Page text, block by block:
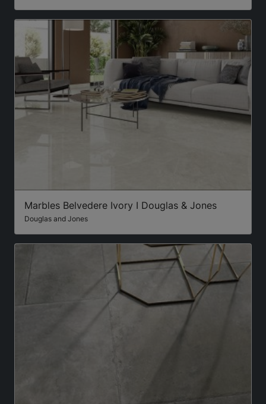
Marbles Belvedere Ivory I Douglas & Jones
Douglas and Jones